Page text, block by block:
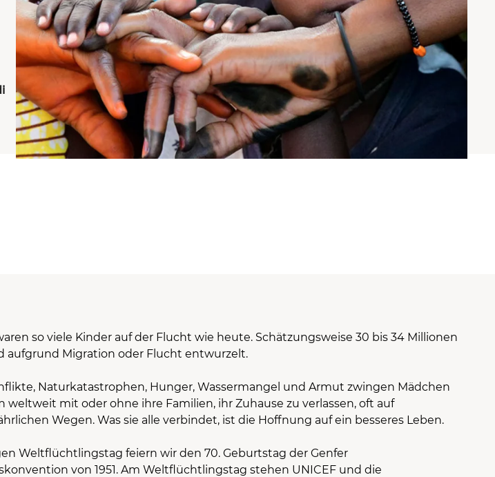
so viele Kinder auf der Flucht wie heute. Schätzungsweise 30 bis 34 Millionen
aufgrund Migration oder Flucht entwurzelt.
Naturkatastrophen, Hunger, Wassermangel und Armut zwingen Mädchen
weltweit mit oder ohne ihre Familien, ihr Zuhause zu verlassen, oft auf
Wegen. Was sie alle verbindet, ist die Hoffnung auf ein besseres Leben.
Weltflüchtlingstag feiern wir den 70. Geburtstag der Genfer
von 1951. Am Weltflüchtlingstag stehen UNICEF und die